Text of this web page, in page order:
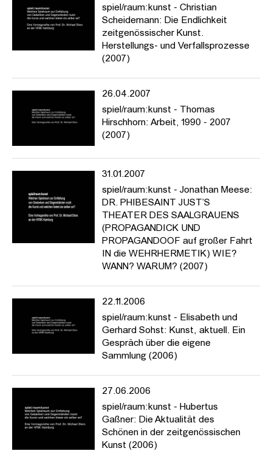
spiel/raum:kunst - Christian
Scheidemann: Die Endlichkeit
zeitgenössischer Kunst.
Herstellungs- und Verfallsprozesse
(2007)
26.04.2007
spiel/raum:kunst - Thomas
Hirschhorn: Arbeit, 1990 - 2007
(2007)
31.01.2007
spiel/raum:kunst - Jonathan Meese:
DR. PHIBESAINT JUST’S
THEATER DES SAALGRAUENS
(PROPAGANDICK UND
PROPAGANDOOF auf großer Fahrt
IN die WEHRHERMETIK) WIE?
WANN? WARUM? (2007)
22.11.2006
spiel/raum:kunst - Elisabeth und
Gerhard Sohst: Kunst, aktuell. Ein
Gespräch über die eigene
Sammlung (2006)
27.06.2006
spiel/raum:kunst - Hubertus
Gaßner: Die Aktualität des
Schönen in der zeitgenössischen
Kunst (2006)